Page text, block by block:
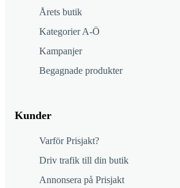
Årets butik
Kategorier A-Ö
Kampanjer
Begagnade produkter
Kunder
Varför Prisjakt?
Driv trafik till din butik
Annonsera på Prisjakt